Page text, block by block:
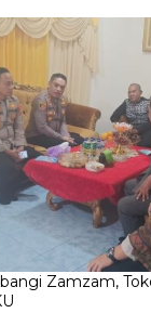
Zamzam,